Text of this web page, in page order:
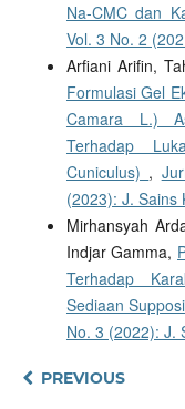
Na-CMC dan
Vol. 3 No. 2
Arfiani Arifin,
Formulasi Gel
Camara L.)
Terhadap
Cuniculus) ,
(2023): J. Sains
Mirhansyah
Indjar Gamma,
Terhadap
Sediaan
No. 3 (2022): J.
PREVIOUS